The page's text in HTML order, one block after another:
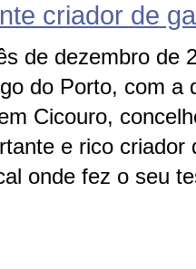
criador de
de dezembro de
do Porto, com a
Cicouro,
e rico criador
onde fez o seu